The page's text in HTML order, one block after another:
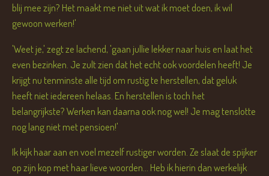
blij mee zijn? Het maakt me niet uit wat ik moet doen, ik wil
gewoon werken!'
'Weet je,' zegt ze lachend, 'gaan jullie lekker naar huis en laat het
even bezinken. Je zult zien dat het echt ook voordelen heeft! Je
krijgt nu tenminste alle tijd om rustig te herstellen, dat geluk
heeft niet iedereen helaas. En herstellen is toch het
belangrijkste? Werken kan daarna ook nog wel! Je mag tenslotte
nog lang niet met pensioen!'
Ik kijk haar aan en voel mezelf rustiger worden. Ze slaat de spijker
op zijn kop met haar lieve woorden... Heb ik hierin dan werkelijk